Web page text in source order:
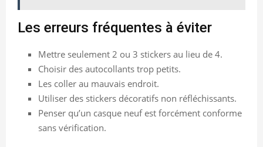
Les erreurs fréquentes à éviter
Mettre seulement 2 ou 3 stickers au lieu de 4.
Choisir des autocollants trop petits.
Les coller au mauvais endroit.
Utiliser des stickers décoratifs non réfléchissants.
Penser qu’un casque neuf est forcément conforme
sans vérification.